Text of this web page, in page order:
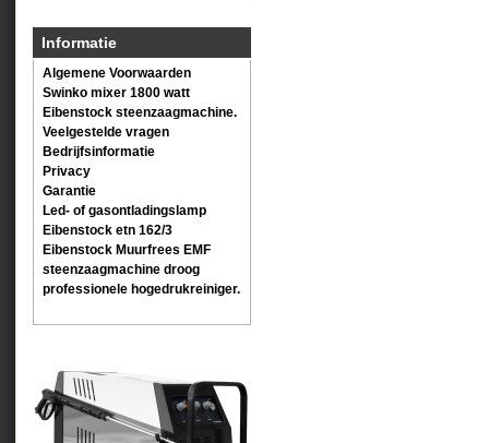
Informatie
Algemene Voorwaarden
Swinko mixer 1800 watt
Eibenstock steenzaagmachine.
Veelgestelde vragen
Bedrijfsinformatie
Privacy
Garantie
Led- of gasontladingslamp
Eibenstock etn 162/3
Eibenstock Muurfrees EMF
steenzaagmachine droog
professionele hogedrukreiniger.